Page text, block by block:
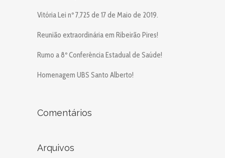
Vitória Lei nº 7,725 de 17 de Maio de 2019.
Reunião extraordinária em Ribeirão Pires!
Rumo a 8º Conferência Estadual de Saúde!
Homenagem UBS Santo Alberto!
Comentários
Arquivos